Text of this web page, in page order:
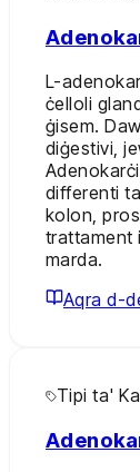
L-
ċelloli
ġisem.
diġestivi,
differenti
kolon,
trattament
marda.
Aqra d-
Tipi ta'